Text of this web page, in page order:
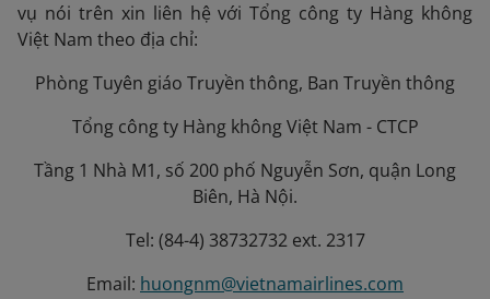
vụ nói trên xin liên hệ với Tổng công ty Hàng không
Việt Nam theo địa chỉ:
Phòng Tuyên giáo Truyền thông, Ban Truyền thông
Tổng công ty Hàng không Việt Nam - CTCP
Tầng 1 Nhà M1, số 200 phố Nguyễn Sơn, quận Long
Biên, Hà Nội.
Tel: (84-4) 38732732 ext. 2317
Email: huongnm@vietnamairlines.com